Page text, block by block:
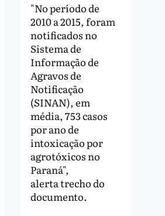
"No período de
2010 a 2015, foram
notificados no
Sistema de
Informação de
Agravos de
Notificação
(SINAN), em
média, 753 casos
por ano de
intoxicação por
agrotóxicos no
Paraná",
alerta trecho do
documento.